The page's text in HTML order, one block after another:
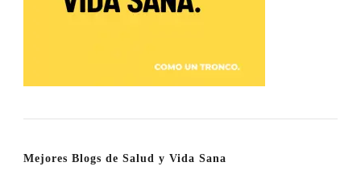
Mejores Blogs de Salud y Vida Sana